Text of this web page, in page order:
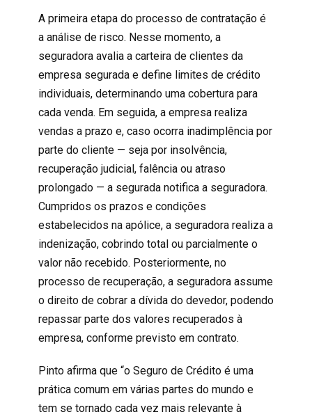
A primeira etapa do processo de contratação é
a análise de risco. Nesse momento, a
seguradora avalia a carteira de clientes da
empresa segurada e define limites de crédito
individuais, determinando uma cobertura para
cada venda. Em seguida, a empresa realiza
vendas a prazo e, caso ocorra inadimplência por
parte do cliente — seja por insolvência,
recuperação judicial, falência ou atraso
prolongado — a segurada notifica a seguradora.
Cumpridos os prazos e condições
estabelecidos na apólice, a seguradora realiza a
indenização, cobrindo total ou parcialmente o
valor não recebido. Posteriormente, no
processo de recuperação, a seguradora assume
o direito de cobrar a dívida do devedor, podendo
repassar parte dos valores recuperados à
empresa, conforme previsto em contrato.
Pinto afirma que “o Seguro de Crédito é uma
prática comum em várias partes do mundo e
tem se tornado cada vez mais relevante à